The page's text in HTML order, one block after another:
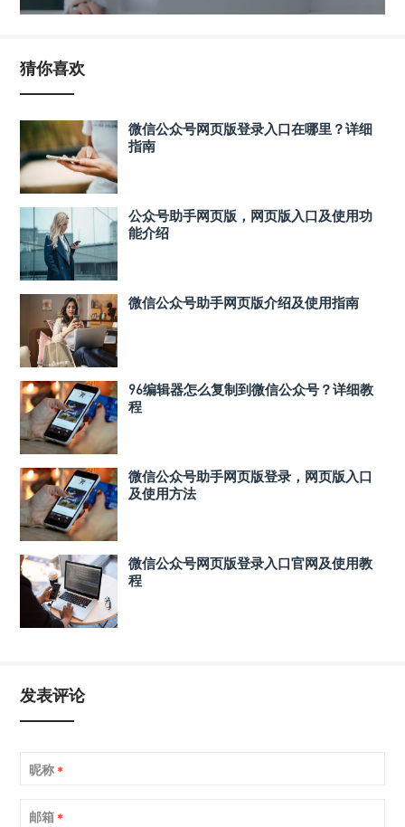
猜你喜欢
微信公众号网页版登录入口在哪里？详细
指南
公众号助手网页版，网页版入口及使用功
能介绍
微信公众号助手网页版介绍及使用指南
96编辑器怎么复制到微信公众号？详细教
程
微信公众号助手网页版登录，网页版入口
及使用方法
微信公众号网页版登录入口官网及使用教
程
发表评论
昵称 *
邮箱 *